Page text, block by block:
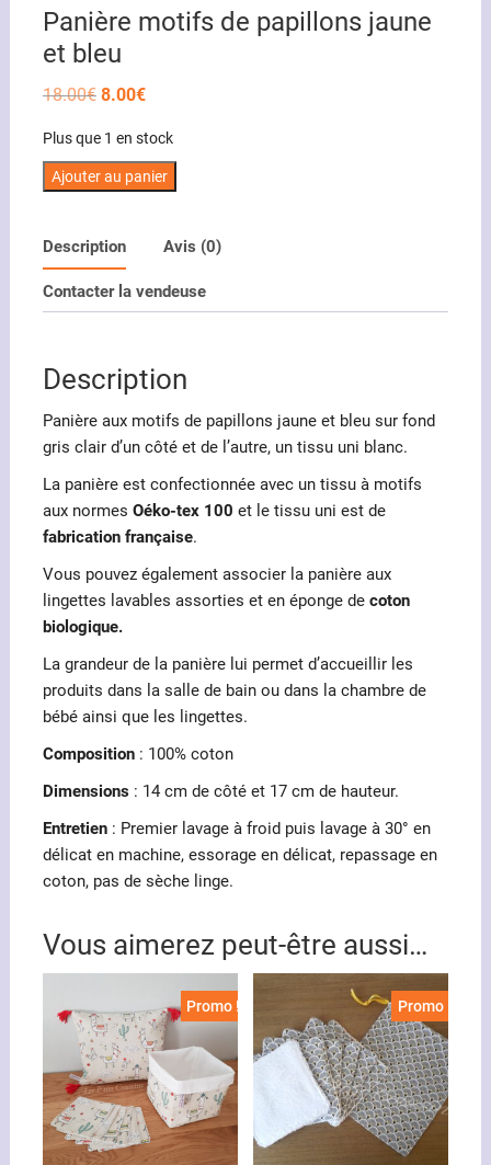
Panière motifs de papillons jaune
et bleu
18.00€ Le
était :
18.00€.
8.00€Le
est :
8.00€.
Plus que 1 en stock
quantité
motifs
bleu
Ajouter au panier
Description Avis (0)
Contacter la vendeuse
Description
Panière aux motifs de papillons jaune et bleu sur fond
gris clair d’un côté et de l’autre, un tissu uni blanc.
La panière est confectionnée avec un tissu à motifs
aux normes Oéko-tex 100 et le tissu uni est de
fabrication française.
Vous pouvez également associer la panière aux
lingettes lavables assorties et en éponge de coton
biologique.
La grandeur de la panière lui permet d’accueillir les
produits dans la salle de bain ou dans la chambre de
bébé ainsi que les lingettes.
Composition: 100% coton
Dimensions: 14 cm de côté et 17 cm de hauteur.
Entretien: Premier lavage à froid puis lavage à 30° en
délicat en machine, essorage en délicat, repassage en
coton, pas de sèche linge.
Vous aimerez peut-être aussi…
Promo ! Promo !